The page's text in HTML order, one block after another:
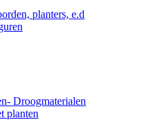
planters, e.d
Droogmaterialen
planten